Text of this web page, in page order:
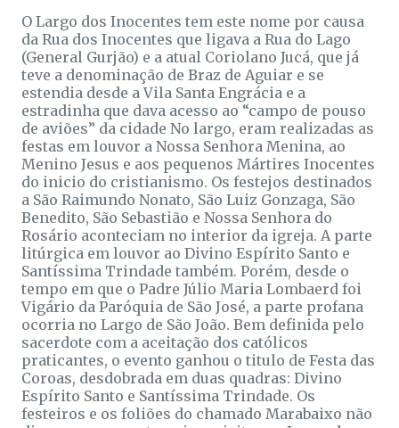
O Largo dos Inocentes tem este nome por causa
da Rua dos Inocentes que ligava a Rua do Lago
(General Gurjão) e a atual Coriolano Jucá, que já
teve a denominação de Braz de Aguiar e se
estendia desde a Vila Santa Engrácia e a
estradinha que dava acesso ao “campo de pouso
de aviões” da cidade No largo, eram realizadas as
festas em louvor a Nossa Senhora Menina, ao
Menino Jesus e aos pequenos Mártires Inocentes
do inicio do cristianismo. Os festejos destinados
a São Raimundo Nonato, São Luiz Gonzaga, São
Benedito, São Sebastião e Nossa Senhora do
Rosário aconteciam no interior da igreja. A parte
litúrgica em louvor ao Divino Espírito Santo e
Santíssima Trindade também. Porém, desde o
tempo em que o Padre Júlio Maria Lombaerd foi
Vigário da Paróquia de São José, a parte profana
ocorria no Largo de São João. Bem definida pelo
sacerdote com a aceitação dos católicos
praticantes, o evento ganhou o titulo de Festa das
Coroas, desdobrada em duas quadras: Divino
Espírito Santo e Santíssima Trindade. Os
festeiros e os foliões do chamado Marabaixo não